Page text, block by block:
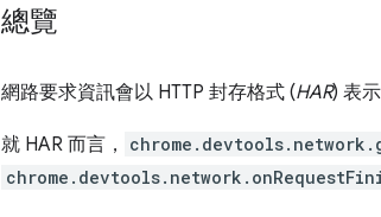
總覽
網路要求資訊會以 HTTP 封存格式 (HAR) 表
就 HAR 而言，